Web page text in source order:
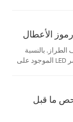
الأعطال
بالنسبة
للوحدات المثبتة علىالحائط، تحقق من مؤشر LED الموجود على
ما قبل